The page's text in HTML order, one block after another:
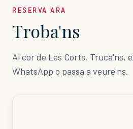
RESERVA ARA
Troba'ns
Al cor de Les Corts. Truca'ns,
WhatsApp o passa a veure'ns.